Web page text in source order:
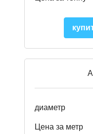
диаметр
Цена за метр